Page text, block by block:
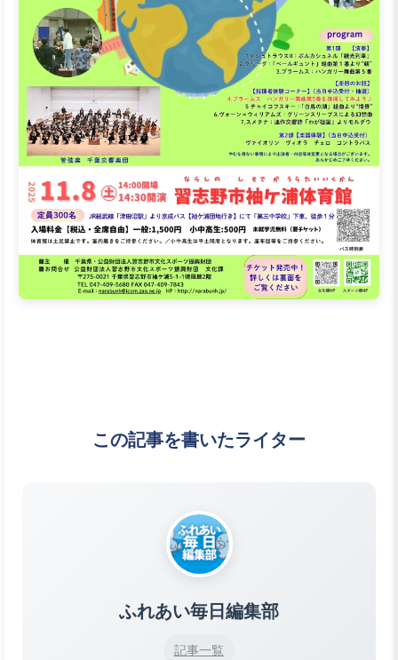
この記事を書いたライター
ふれあい毎日編集部
記事一覧